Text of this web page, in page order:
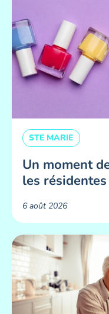
STE MARIE
Un moment
les
6 août 2026